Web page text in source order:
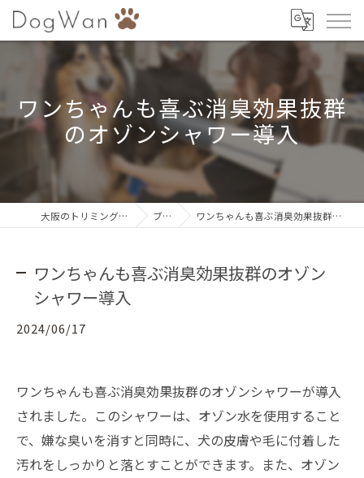
ワンちゃんも喜ぶ消臭効果抜群
のオゾンシャワー導入
大阪のトリミングならDogWan ブログ ワンちゃんも喜ぶ消臭効果抜群のオゾンシャワー導入
ワンちゃんも喜ぶ消臭効果抜群のオゾン
シャワー導入
2024/06/17
ワンちゃんも喜ぶ消臭効果抜群のオゾンシャワーが導入
されました。このシャワーは、オゾン水を使用すること
で、嫌な臭いを消すと同時に、犬の皮膚や毛に付着した
汚れをしっかりと落とすことができます。また、オゾン